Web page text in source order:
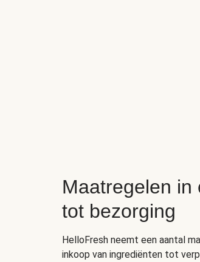
Maatregelen in
tot bezorging
HelloFresh neemt een aantal
inkoop van ingrediënten tot